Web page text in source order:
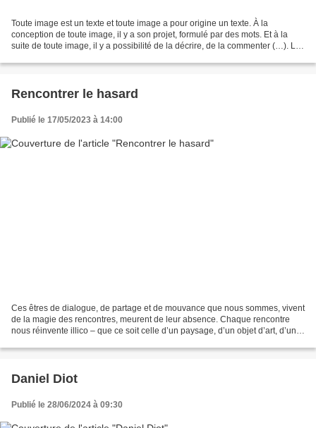
Toute image est un texte et toute image a pour origine un texte. À la
conception de toute image, il y a son projet, formulé par des mots. Et à la
suite de toute image, il y a possibilité de la décrire, de la commenter (…). La
Rencontrer le hasard
Publié le 17/05/2023 à 14:00
Ces êtres de dialogue, de partage et de mouvance que nous sommes, vivent
de la magie des rencontres, meurent de leur absence. Chaque rencontre
nous réinvente illico – que ce soit celle d’un paysage, d’un objet d’art, d’un
Daniel Diot
Publié le 28/06/2024 à 09:30